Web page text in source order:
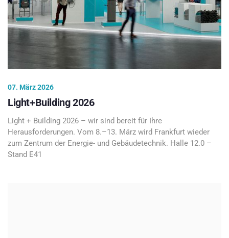
07. März 2026
Light+Building 2026
Light + Building 2026 – wir sind bereit für Ihre
Herausforderungen. Vom 8.–13. März wird Frankfurt wieder
zum Zentrum der Energie- und Gebäudetechnik. Halle 12.0 –
Stand E41